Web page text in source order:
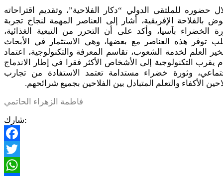
حضوره للملتقى الدولي “دكار الفلاحية”، وتقديم اقتراحاته
بالفلاحة الإفريقية، أشار إلى العناصر المهمة لنجاح تجربة
الخضراء بآسيا، وأكد على أن التحرر من التبعية الغذائية،
توفر هذه العناصر مع بعضها، وهي الاستثمار في الأبحاث
العلم لخدمة الشعوب، تقاسم المعرفة والتكنولوجية، اعتماد
يقرب التكنولوجية إلى الأشخاص الأكثر فقرا في إطار الاندماج
وثورة خضراء مستدامة تعتمد الاستفادة من تجارب
الأكفاء والتعلم المتبادل بين الفلاحين بجميع شرائحهم.
فاطمة الزهراء الحاتمي
شارك:
Facebook
Twitter